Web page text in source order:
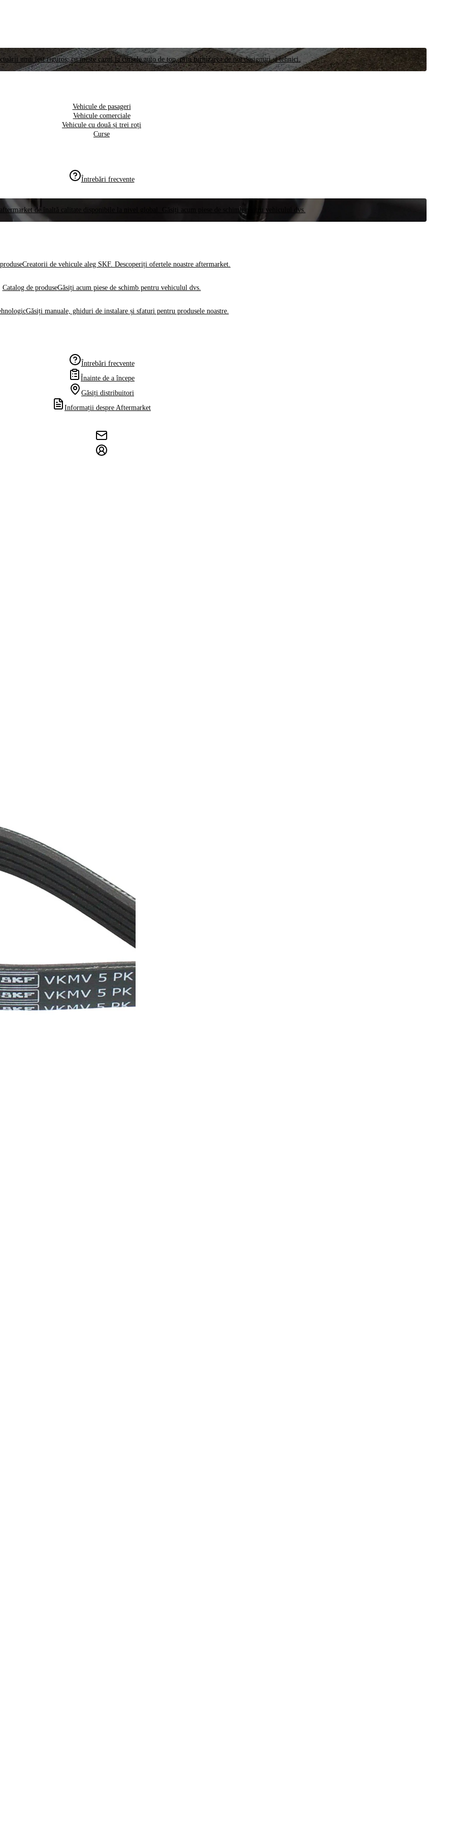
unui test riguros, cu meste cazul la cursele auto de top, prin furnizarea de noi designuri și tehnici.
Vehicule de pasageri
Vehicule comerciale
Vehicule cu două și trei roți
Curse
Întrebări frecvente
de înaltă calitate disponibile la nivel global. Găsiți acum piese de schimb pentru vehiculul dvs.
Creatorii de vehicule aleg SKF. Descoperiți ofertele noastre aftermarket.
Catalog de produseGăsiți acum piese de schimb pentru vehiculul dvs.
Găsiți manuale, ghiduri de instalare și sfaturi pentru produsele noastre.
Întrebări frecvente
Înainte de a începe
Găsiți distribuitori
Informații despre Aftermarket